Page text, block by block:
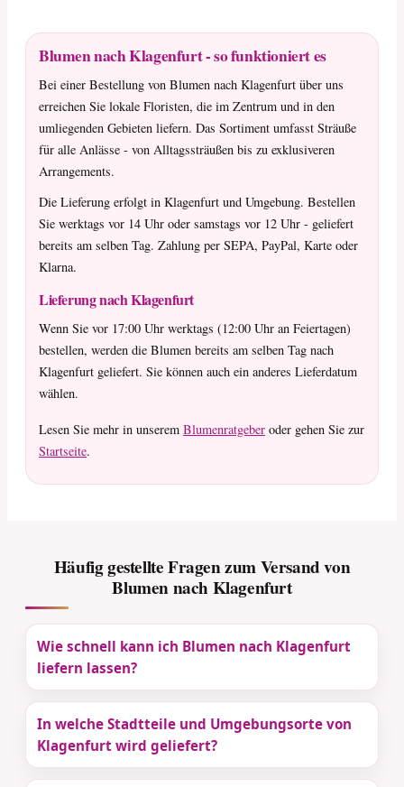
Blumen nach Klagenfurt - so funktioniert es
Bei einer Bestellung von Blumen nach Klagenfurt über uns
erreichen Sie lokale Floristen, die im Zentrum und in den
umliegenden Gebieten liefern. Das Sortiment umfasst Sträuße
für alle Anlässe - von Alltagssträußen bis zu exklusiveren
Arrangements.
Die Lieferung erfolgt in Klagenfurt und Umgebung. Bestellen
Sie werktags vor 14 Uhr oder samstags vor 12 Uhr - geliefert
bereits am selben Tag. Zahlung per SEPA, PayPal, Karte oder
Klarna.
Lieferung nach Klagenfurt
Wenn Sie vor 17:00 Uhr werktags (12:00 Uhr an Feiertagen)
bestellen, werden die Blumen bereits am selben Tag nach
Klagenfurt geliefert. Sie können auch ein anderes Lieferdatum
wählen.
Lesen Sie mehr in unserem Blumenratgeber oder gehen Sie zur
Startseite.
Häufig gestellte Fragen zum Versand von
Blumen nach Klagenfurt
Wie schnell kann ich Blumen nach Klagenfurt
liefern lassen?
In welche Stadtteile und Umgebungsorte von
Klagenfurt wird geliefert?